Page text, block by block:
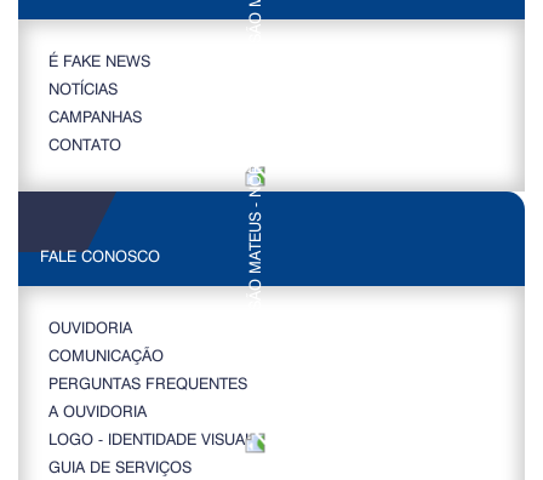
É FAKE NEWS
NOTÍCIAS
CAMPANHAS
CONTATO
FALE CONOSCO
OUVIDORIA
COMUNICAÇÃO
PERGUNTAS FREQUENTES
A OUVIDORIA
LOGO - IDENTIDADE VISUAL
GUIA DE SERVIÇOS